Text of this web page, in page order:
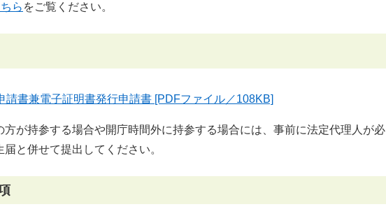
ら をご覧ください。
請書兼電子証明書発行申請書 [PDFファイル／108KB]
方が持参する場合や開庁時間外に持参する場合には、事前に法定代理人が必
と併せて提出してください。